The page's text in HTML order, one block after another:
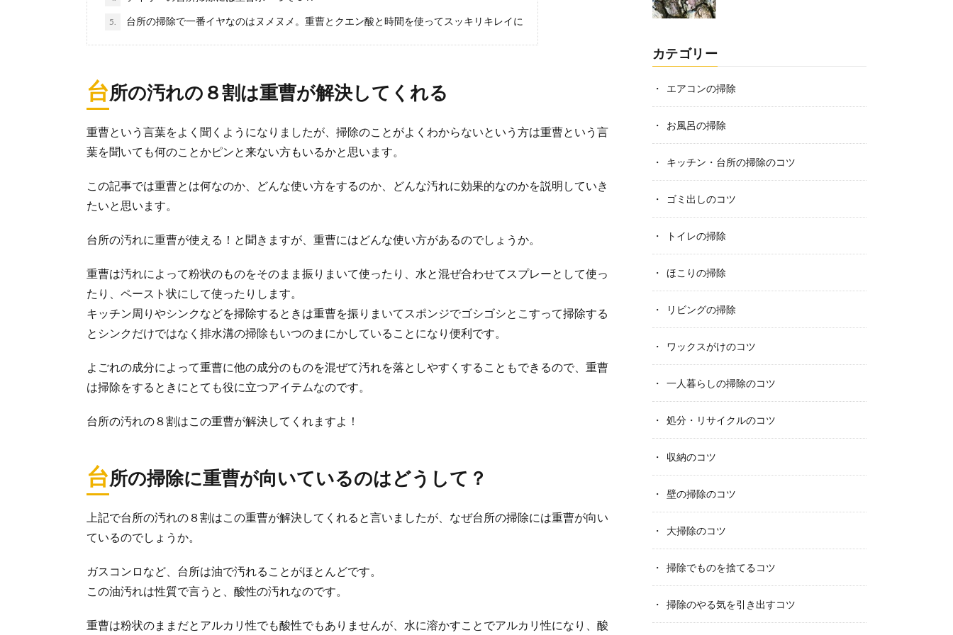
5. 台所の掃除で一番イヤなのはヌメヌメ。重曹とクエン酸と時間を使ってスッキリキレイに
台所の汚れの８割は重曹が解決してくれる
重曹という言葉をよく聞くようになりましたが、掃除のことがよくわからないという方は重曹という言
葉を聞いても何のことかピンと来ない方もいるかと思います。
この記事では重曹とは何なのか、どんな使い方をするのか、どんな汚れに効果的なのかを説明していき
たいと思います。
台所の汚れに重曹が使える！と聞きますが、重曹にはどんな使い方があるのでしょうか。
重曹は汚れによって粉状のものをそのまま振りまいて使ったり、水と混ぜ合わせてスプレーとして使っ
たり、ペースト状にして使ったりします。
キッチン周りやシンクなどを掃除するときは重曹を振りまいてスポンジでゴシゴシとこすって掃除する
とシンクだけではなく排水溝の掃除もいつのまにかしていることになり便利です。
よごれの成分によって重曹に他の成分のものを混ぜて汚れを落としやすくすることもできるので、重曹
は掃除をするときにとても役に立つアイテムなのです。
台所の汚れの８割はこの重曹が解決してくれますよ！
台所の掃除に重曹が向いているのはどうして？
上記で台所の汚れの８割はこの重曹が解決してくれると言いましたが、なぜ台所の掃除には重曹が向い
ているのでしょうか。
ガスコンロなど、台所は油で汚れることがほとんどです。
この油汚れは性質で言うと、酸性の汚れなのです。
重曹は粉状のままだとアルカリ性でも酸性でもありませんが、水に溶かすことでアルカリ性になり、酸
カテゴリー
エアコンの掃除
お風呂の掃除
キッチン・台所の掃除のコツ
ゴミ出しのコツ
トイレの掃除
ほこりの掃除
リビングの掃除
ワックスがけのコツ
一人暮らしの掃除のコツ
処分・リサイクルのコツ
収納のコツ
壁の掃除のコツ
大掃除のコツ
掃除でものを捨てるコツ
掃除のやる気を引き出すコツ